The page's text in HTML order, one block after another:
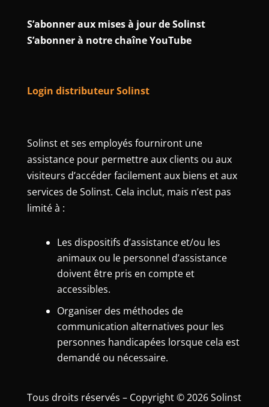
S’abonner aux mises à jour de Solinst
S’abonner à notre chaîne YouTube
Login distributeur Solinst
Solinst et ses employés fourniront une
assistance pour permettre aux clients ou aux
visiteurs d’accéder facilement aux biens et aux
services de Solinst. Cela inclut, mais n’est pas
limité à :
Les dispositifs d’assistance et/ou les
animaux ou le personnel d’assistance
doivent être pris en compte et
accessibles.
Organiser des méthodes de
communication alternatives pour les
personnes handicapées lorsque cela est
demandé ou nécessaire.
Tous droits réservés – Copyright © 2026 Solinst